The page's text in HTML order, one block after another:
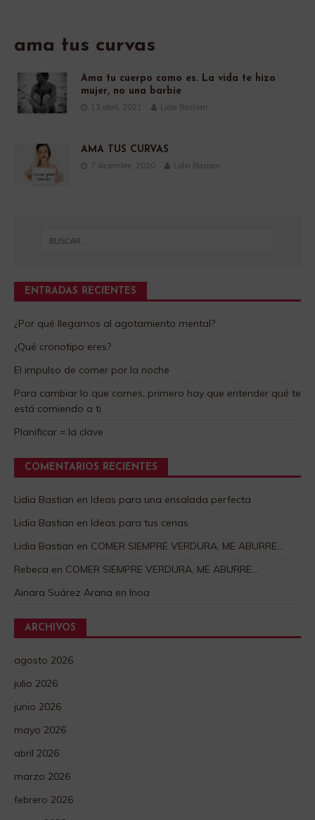
ama tus curvas
Ama tu cuerpo como es. La vida te hizo
mujer, no una barbie
13 abril, 2021 Lidia Bastian
AMA TUS CURVAS
7 diciembre, 2020 Lidia Bastian
ENTRADAS RECIENTES
¿Por qué llegamos al agotamiento mental?
¿Qué cronotipo eres?
El impulso de comer por la noche
Para cambiar lo que comes, primero hay que entender qué te
está comiendo a ti
Planificar = la clave
COMENTARIOS RECIENTES
Lidia Bastian en Ideas para una ensalada perfecta
Lidia Bastian en Ideas para tus cenas
Lidia Bastian en COMER SIEMPRE VERDURA, ME ABURRE…
Rebeca en COMER SIEMPRE VERDURA, ME ABURRE…
Ainara Suárez Arana en Inoa
ARCHIVOS
agosto 2026
julio 2026
junio 2026
mayo 2026
abril 2026
marzo 2026
febrero 2026